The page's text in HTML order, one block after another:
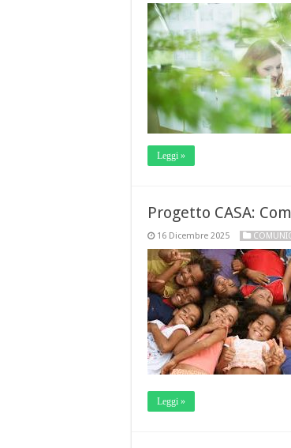
Leggi »
Progetto CASA:
16 Dicembre 2025
Leggi »